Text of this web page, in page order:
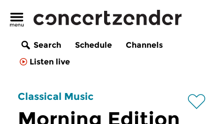
Search Schedule
Channels
Listen live
Classical Music
Morning Edition